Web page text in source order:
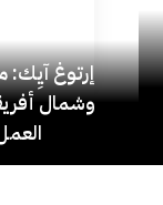
إرتوغ آيِك:
وشمال